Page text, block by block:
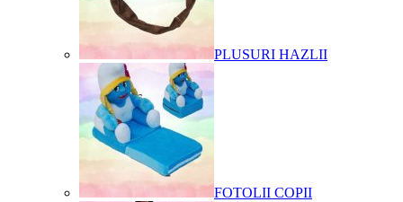
PLUSURI HAZLII
FOTOLII COPII